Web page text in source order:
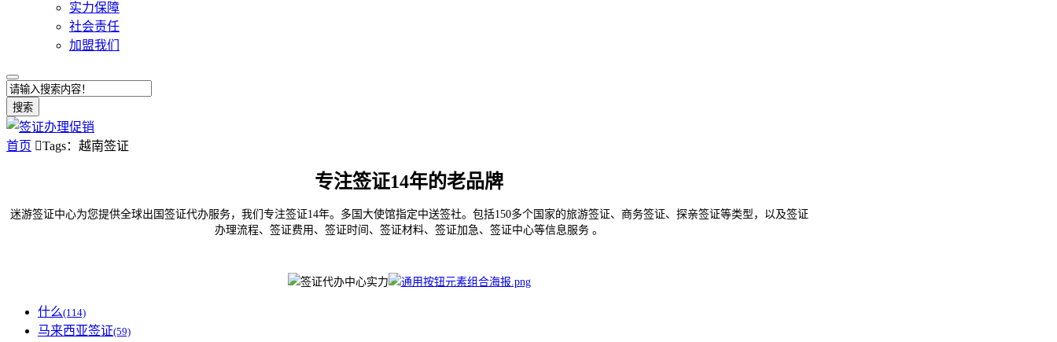
实力保障
社会责任
加盟我们
搜索
首页 Tags：越南签证
专注签证14年的老品牌
迷游签证中心为您提供全球出国签证代办服务，我们专注签证14年。多国大使馆指定中送签社。包括150多个国家的旅游签证、商务签证、探亲签证等类型，以及签证
办理流程、签证费用、签证时间、签证材料、签证加急、签证中心等信息服务 。
什么(114)
马来西亚签证(59)